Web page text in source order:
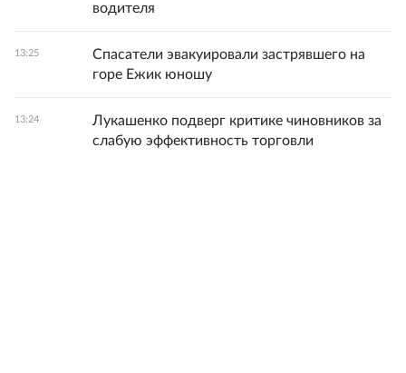
водителя
13:25
Спасатели эвакуировали застрявшего на
горе Ежик юношу
13:24
Лукашенко подверг критике чиновников за
слабую эффективность торговли